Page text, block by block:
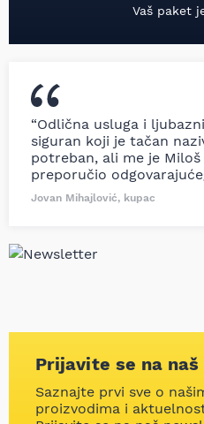
Vaš paket
“Odlična usluga i
siguran koji je tačan
potreban, ali me je
preporučio
Jovan Mihajlović, kupac
Prijavite se na
Saznajte prvi sve o
proizvodima i